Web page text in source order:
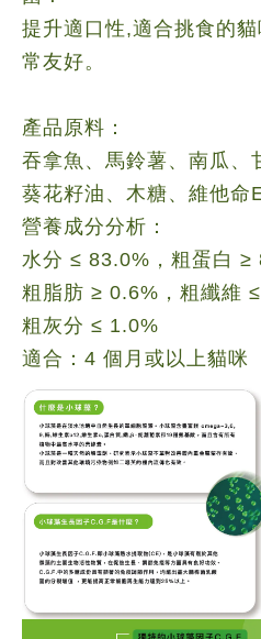
提升適口性,適合挑食的
常友好。
產品原料：
吞拿魚、馬鈴薯、南瓜、
葵花籽油、木糖、維他命
營養成分分析：
水分 ≤ 83.0%，粗蛋白 ≥
粗脂肪 ≥ 0.6%，粗纖維
粗灰分 ≤ 1.0%
適合：4 個月或以上貓咪